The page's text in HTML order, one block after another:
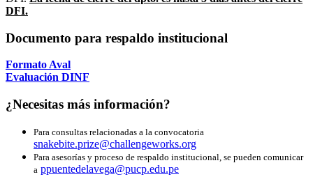
DFI.
Documento para respaldo institucional
Formato Aval
Evaluación DINF
¿Necesitas más información?
Para consultas relacionadas a la convocatoria
snakebite.prize@challengeworks.org
Para asesorías y proceso de respaldo institucional, se pueden comunicar
a ppuentedelavega@pucp.edu.pe